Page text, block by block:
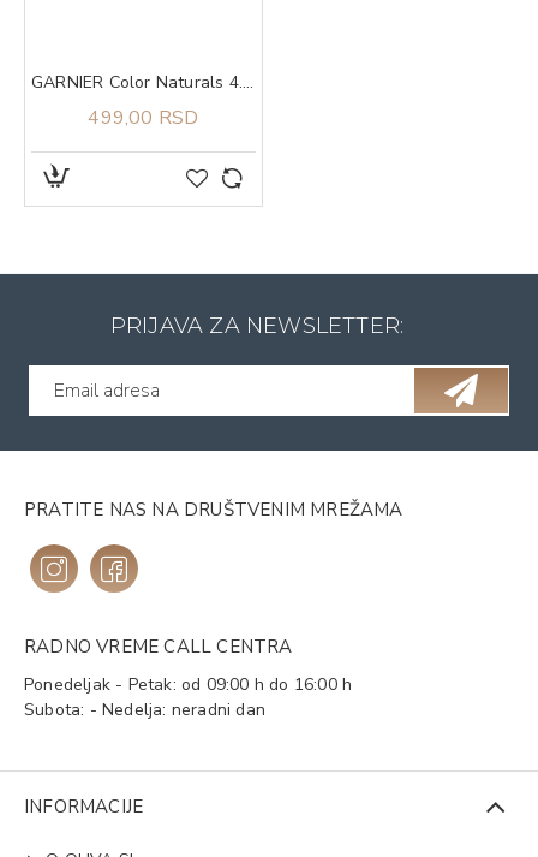
GARNIER Color Naturals 4.3 boja za kosu
499,00 RSD
PRIJAVA ZA NEWSLETTER:
PRATITE NAS NA DRUŠTVENIM MREŽAMA
RADNO VREME CALL CENTRA
Ponedeljak - Petak: od 09:00 h do 16:00 h
Subota: - Nedelja: neradni dan
INFORMACIJE